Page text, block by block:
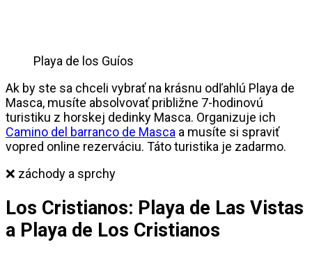
Playa de los Guíos
Ak by ste sa chceli vybrať na krásnu odľahlú Playa de
Masca, musíte absolvovať približne 7-hodinovú
turistiku z horskej dedinky Masca. Organizuje ich
Camino del barranco de Masca a musíte si spraviť
vopred online rezerváciu. Táto turistika je zadarmo.
❌ záchody a sprchy
Los Cristianos: Playa de Las Vistas
a Playa de Los Cristianos